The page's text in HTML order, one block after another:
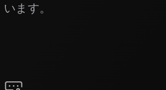
います。